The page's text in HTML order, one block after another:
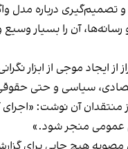
تصمیم‌گیری درباره مدل
آن را بسیار وسیع
از ایجاد موجی از ابزار
سیاسی و حتی
منتقدان آن نوشت: «اجرای
عمومی منجر شود.»